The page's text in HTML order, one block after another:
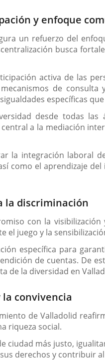
y enfoque
un refuerzo del
busca
activa de las
de
específicas
desde todas las
a la mediación
la integración laboral
como el aprendizaje
la discriminación
con la
el juego y la
específica para
de cuentas. De
de la diversidad en
convivencia
de Valladolid
riqueza social.
ciudad más justo,
derechos y contribuir